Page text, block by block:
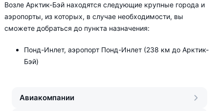
Возле Арктик-Бэй находятся следующие крупные города и
аэропорты, из которых, в случае необходимости, вы
сможете добраться до пункта назначения:
Понд-Инлет, аэропорт Понд-Инлет (238 км до Арктик-
Бэй)
Авиакомпании